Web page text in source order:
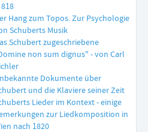
818
Hang zum Topos. Zur Psychologie
Schuberts Musik
Schubert zugeschriebene
non sum dignus" - von Carl
Dokumente über
und die Klaviere seiner Zeit
Lieder im Kontext - einige
zur Liedkomposition in
nach 1820